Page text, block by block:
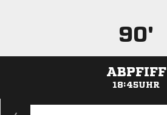
90'
ABPFIFF
18:45UHR
ANZEIGE